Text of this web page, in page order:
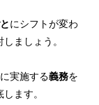
にシフトが変わ
しましょう。
実施する義務を
ます。